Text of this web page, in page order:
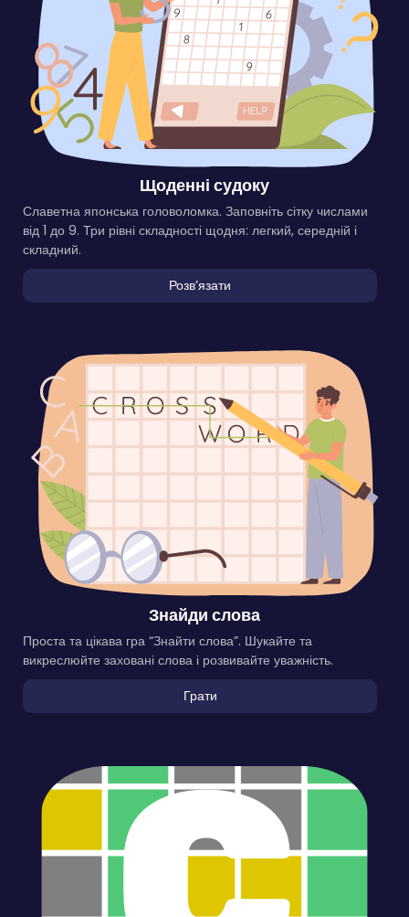
Щоденні судоку
Славетна японська головоломка. Заповніть сітку числами
від 1 до 9. Три рівні складності щодня: легкий, середній і
складний.
Розвʼязати
Знайди слова
Проста та цікава гра “Знайти слова”. Шукайте та
викреслюйте заховані слова і розвивайте уважність.
Грати